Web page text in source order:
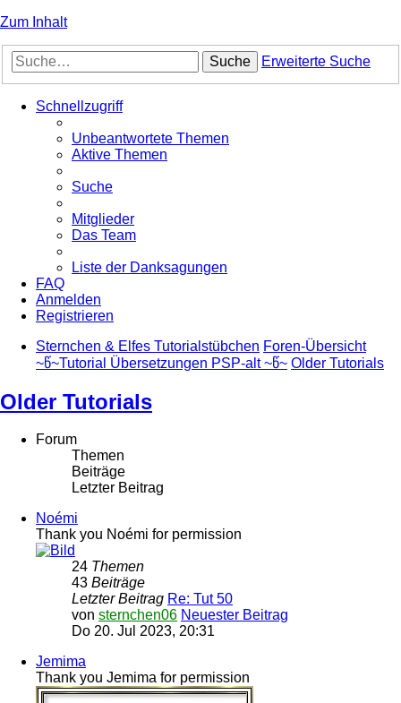
Zum Inhalt
Suche Erweiterte Suche
Schnellzugriff
Unbeantwortete Themen
Aktive Themen
Suche
Mitglieder
Das Team
Liste der Danksagungen
FAQ
Anmelden
Registrieren
Sternchen & Elfes Tutorialstübchen Foren-Übersicht
~წ~Tutorial Übersetzungen PSP-alt ~წ~ Older Tutorials
Older Tutorials
Forum
Themen
Beiträge
Letzter Beitrag
Noémi
Thank you Noémi for permission
24 Themen
43 Beiträge
Letzter Beitrag Re: Tut 50
von sternchen06 Neuester Beitrag
Do 20. Jul 2023, 20:31
Jemima
Thank you Jemima for permission